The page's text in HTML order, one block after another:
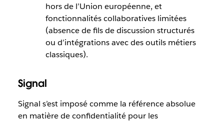
hors de l’Union européenne, et
fonctionnalités collaboratives limitées
(absence de fils de discussion structurés
ou d’intégrations avec des outils métiers
classiques).
Signal
Signal s’est imposé comme la référence absolue
en matière de confidentialité pour les